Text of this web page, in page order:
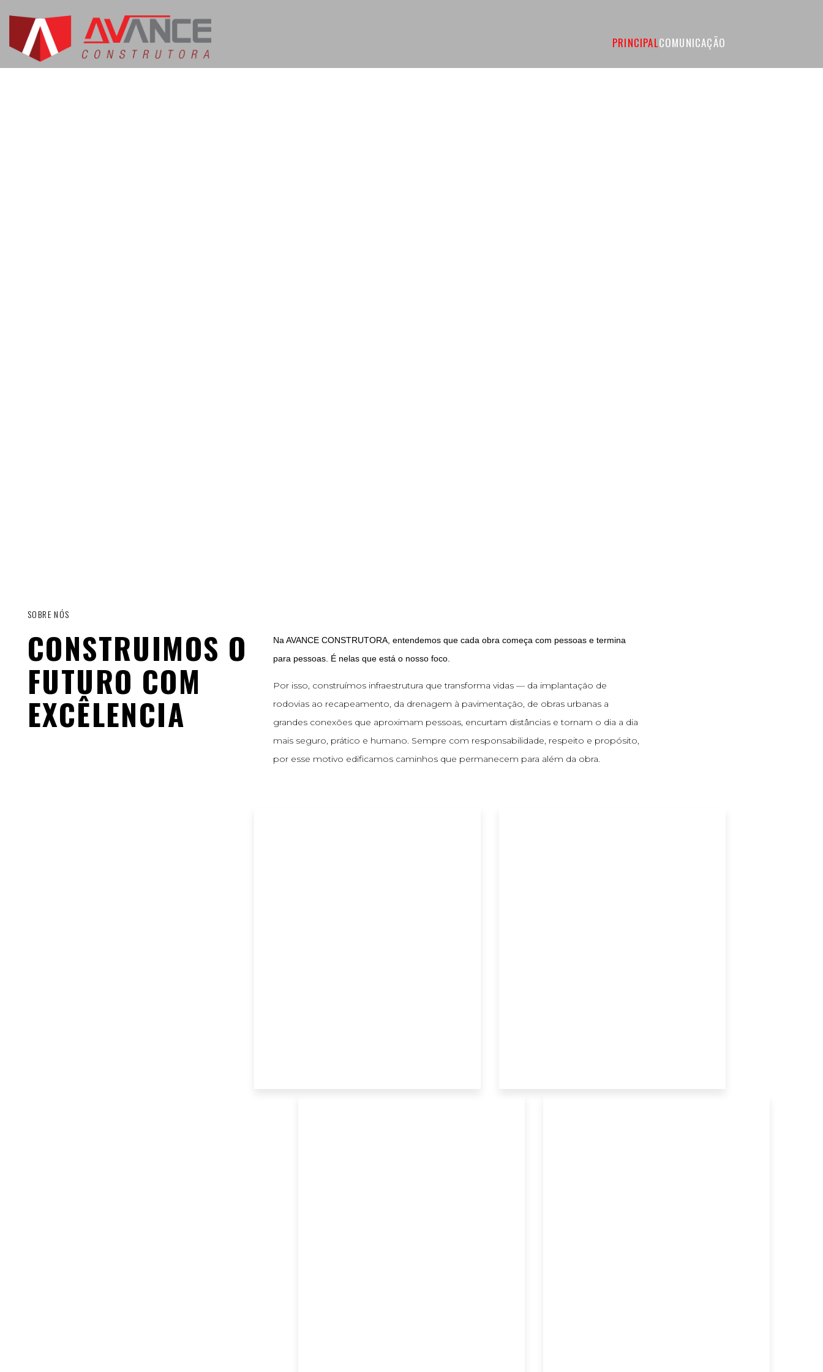
PRINCIPALCOMUNICAÇÃO
SOBRE NÓS
CONSTRUIMOS O
FUTURO COM
EXCÊLENCIA
Na AVANCE CONSTRUTORA, entendemos que cada obra começa com pessoas e termina
para pessoas. É nelas que está o nosso foco.
Por isso, construímos infraestrutura que transforma vidas — da implantação de
rodovias ao recapeamento, da drenagem à pavimentação, de obras urbanas a
grandes conexões que aproximam pessoas, encurtam distâncias e tornam o dia a dia
mais seguro, prático e humano. Sempre com responsabilidade, respeito e propósito,
por esse motivo edificamos caminhos que permanecem para além da obra.